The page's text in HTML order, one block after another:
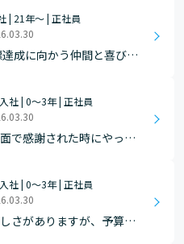
特に、売場を工夫したこ
びたときは、取り組みが
感でき、大きなやりがい
| 21年～ | 正社員
成に向かう仲間と喜びを
社 | 0～3年 | 正社員
で感謝された時にやって
社 | 0～3年 | 正社員
さがありますが、予算を